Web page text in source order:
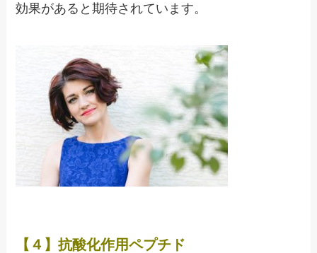
効果があると期待されています。
【４】抗酸化作用ペプチド